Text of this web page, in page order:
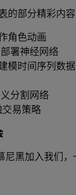
的部分精彩内容
角色动画
署神经网络
模时间序列数据
分割网络
易策略
尼黑加入我们